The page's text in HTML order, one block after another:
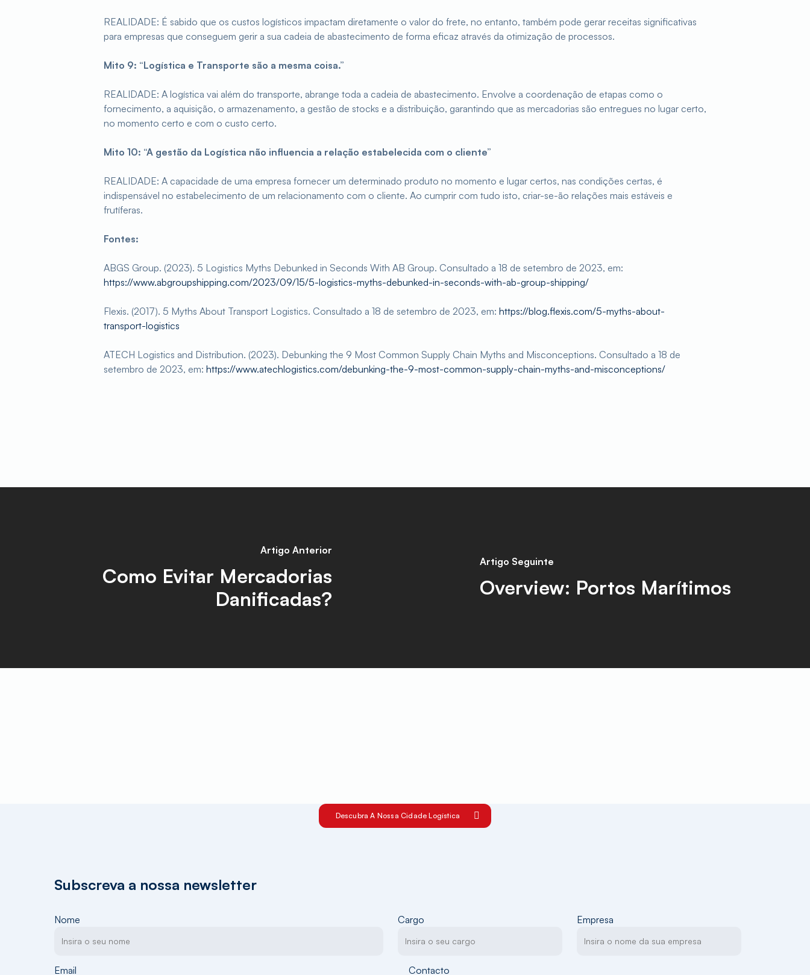
REALIDADE: É sabido que os custos logísticos impactam diretamente o valor do frete, no entanto, também pode gerar receitas significativas
para empresas que conseguem gerir a sua cadeia de abastecimento de forma eficaz através da otimização de processos.
Mito 9: “Logística e Transporte são a mesma coisa.”
REALIDADE: A logística vai além do transporte, abrange toda a cadeia de abastecimento. Envolve a coordenação de etapas como o
fornecimento, a aquisição, o armazenamento, a gestão de stocks e a distribuição, garantindo que as mercadorias são entregues no lugar certo,
no momento certo e com o custo certo.
Mito 10: “A gestão da Logística não influencia a relação estabelecida com o cliente”
REALIDADE: A capacidade de uma empresa fornecer um determinado produto no momento e lugar certos, nas condições certas, é
indispensável no estabelecimento de um relacionamento com o cliente. Ao cumprir com tudo isto, criar-se-ão relações mais estáveis e
frutíferas.
Fontes:
ABGS Group. (2023). 5 Logistics Myths Debunked in Seconds With AB Group. Consultado a 18 de setembro de 2023, em:
https://www.abgroupshipping.com/2023/09/15/5-logistics-myths-debunked-in-seconds-with-ab-group-shipping/
Flexis. (2017). 5 Myths About Transport Logistics. Consultado a 18 de setembro de 2023, em: https://blog.flexis.com/5-myths-about-
transport-logistics
ATECH Logistics and Distribution. (2023). Debunking the 9 Most Common Supply Chain Myths and Misconceptions. Consultado a 18 de
setembro de 2023, em: https://www.atechlogistics.com/debunking-the-9-most-common-supply-chain-myths-and-misconceptions/
Artigo Anterior
Como Evitar Mercadorias
Danificadas?
Artigo Seguinte
Overview: Portos Marítimos
Descubra A Nossa Cidade Logística
Subscreva a nossa newsletter
Nome Cargo Empresa
Email Contacto